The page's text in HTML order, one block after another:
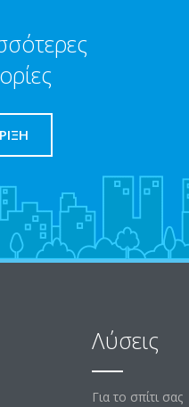
Λύσεις
Για το σπίτι σας